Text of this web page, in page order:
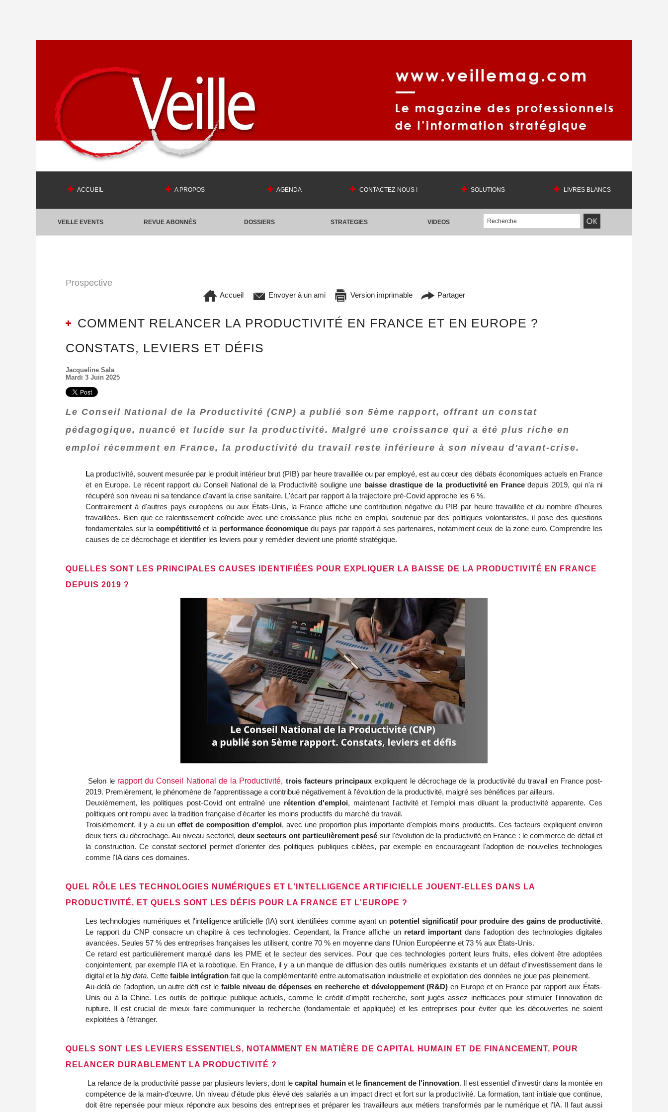
ACCUEIL A PROPOS AGENDA CONTACTEZ-NOUS ! SOLUTIONS LIVRES BLANCS
VEILLE EVENTS REVUE ABONNÉS DOSSIERS STRATEGIES VIDEOS
Prospective
Accueil Envoyer à un ami Version imprimable Partager
COMMENT RELANCER LA PRODUCTIVITÉ EN FRANCE ET EN EUROPE ?
CONSTATS, LEVIERS ET DÉFIS
Jacqueline Sala
Mardi 3 Juin 2025
Le Conseil National de la Productivité (CNP) a publié son 5ème rapport, offrant un constat
pédagogique, nuancé et lucide sur la productivité. Malgré une croissance qui a été plus riche en
emploi récemment en France, la productivité du travail reste inférieure à son niveau d'avant-crise.
La productivité, souvent mesurée par le produit intérieur brut (PIB) par heure travaillée ou par employé, est au cœur des débats économiques actuels en France
et en Europe. Le récent rapport du Conseil National de la Productivité souligne une baisse drastique de la productivité en Francedepuis 2019, qui n'a ni
récupéré son niveau ni sa tendance d'avant la crise sanitaire. L'écart par rapport à la trajectoire pré-Covid approche les 6 %.
Contrairement à d'autres pays européens ou aux États-Unis, la France affiche une contribution négative du PIB par heure travaillée et du nombre d'heures
travaillées. Bien que ce ralentissement coïncide avec une croissance plus riche en emploi, soutenue par des politiques volontaristes, il pose des questions
fondamentales sur la compétitivitéet la performance économique du pays par rapport à ses partenaires, notamment ceux de la zone euro. Comprendre les
causes de ce décrochage et identifier les leviers pour y remédier devient une priorité stratégique.
QUELLES SONT LES PRINCIPALES CAUSES IDENTIFIÉES POUR EXPLIQUER LA BAISSE DE LA PRODUCTIVITÉ EN FRANCE
DEPUIS 2019 ?
Selon le rapport du Conseil National de la Productivité, trois facteurs principaux expliquent le décrochage de la productivité du travail en France post-
2019. Premièrement, le phénomène de l'apprentissage a contribué négativement à l'évolution de la productivité, malgré ses bénéfices par ailleurs.
Deuxièmement, les politiques post-Covid ont entraîné une rétention d'emploi, maintenant l'activité et l'emploi mais diluant la productivité apparente. Ces
politiques ont rompu avec la tradition française d'écarter les moins productifs du marché du travail.
Troisièmement, il y a eu un effet de composition d'emploi, avec une proportion plus importante d'emplois moins productifs. Ces facteurs expliquent environ
deux tiers du décrochage. Au niveau sectoriel,deux secteurs ont particulièrement pesé sur l'évolution de la productivité en France : le commerce de détail et
la construction. Ce constat sectoriel permet d'orienter des politiques publiques ciblées, par exemple en encourageant l'adoption de nouvelles technologies
comme l'IA dans ces domaines.
QUEL RÔLE LES TECHNOLOGIES NUMÉRIQUES ET L'INTELLIGENCE ARTIFICIELLE JOUENT-ELLES DANS LA
PRODUCTIVITÉ, ET QUELS SONT LES DÉFIS POUR LA FRANCE ET L'EUROPE ?
Les technologies numériques et l'intelligence artificielle (IA) sont identifiées comme ayant un potentiel significatif pour produire des gains de productivité.
Le rapport du CNP consacre un chapitre à ces technologies. Cependant, la France affiche un retard important dans l'adoption des technologies digitales
avancées. Seules 57 % des entreprises françaises les utilisent, contre 70 % en moyenne dans l'Union Européenne et 73 % aux États-Unis.
Ce retard est particulièrement marqué dans les PME et le secteur des services. Pour que ces technologies portent leurs fruits, elles doivent être adoptées
conjointement, par exemple l'IA et la robotique. En France, il y a un manque de diffusion des outils numériques existants et un défaut d'investissement dans le
digital et la big data. Cette faible intégration fait que la complémentarité entre automatisation industrielle et exploitation des données ne joue pas pleinement.
Au-delà de l'adoption, un autre défi est le faible niveau de dépenses en recherche et développement (R&D) en Europe et en France par rapport aux États-
Unis ou à la Chine. Les outils de politique publique actuels, comme le crédit d'impôt recherche, sont jugés assez inefficaces pour stimuler l'innovation de
rupture. Il est crucial de mieux faire communiquer la recherche (fondamentale et appliquée) et les entreprises pour éviter que les découvertes ne soient
exploitées à l'étranger.
QUELS SONT LES LEVIERS ESSENTIELS, NOTAMMENT EN MATIÈRE DE CAPITAL HUMAIN ET DE FINANCEMENT, POUR
RELANCER DURABLEMENT LA PRODUCTIVITÉ ?
La relance de la productivité passe par plusieurs leviers, dont lecapital humainet le financement de l'innovation. Il est essentiel d'investir dans la montée en
compétence de la main-d'œuvre. Un niveau d'étude plus élevé des salariés a un impact direct et fort sur la productivité. La formation, tant initiale que continue,
doit être repensée pour mieux répondre aux besoins des entreprises et préparer les travailleurs aux métiers transformés par le numérique et l'IA. Il faut aussi